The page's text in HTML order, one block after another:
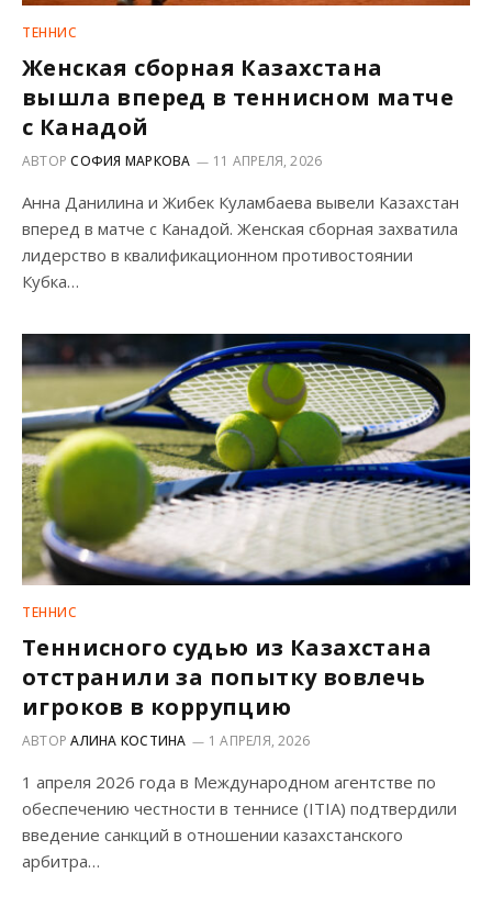
ТЕННИС
Женская сборная Казахстана
вышла вперед в теннисном матче
с Канадой
АВТОРСОФИЯ МАРКОВА 11 АПРЕЛЯ, 2026
Анна Данилина и Жибек Куламбаева вывели Казахстан
вперед в матче с Канадой. Женская сборная захватила
лидерство в квалификационном противостоянии
Кубка…
ТЕННИС
Теннисного судью из Казахстана
отстранили за попытку вовлечь
игроков в коррупцию
АВТОРАЛИНА КОСТИНА 1 АПРЕЛЯ, 2026
1 апреля 2026 года в Международном агентстве по
обеспечению честности в теннисе (ITIA) подтвердили
введение санкций в отношении казахстанского
арбитра…